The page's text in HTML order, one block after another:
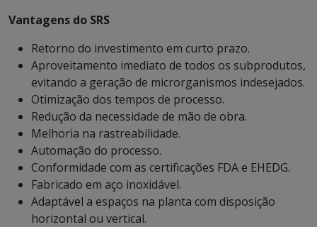
Vantagens do SRS
Retorno do investimento em curto prazo.
Aproveitamento imediato de todos os subprodutos,
evitando a geração de microrganismos indesejados.
Otimização dos tempos de processo.
Redução da necessidade de mão de obra.
Melhoria na rastreabilidade.
Automação do processo.
Conformidade com as certificações FDA e EHEDG.
Fabricado em aço inoxidável.
Adaptável a espaços na planta com disposição
horizontal ou vertical.